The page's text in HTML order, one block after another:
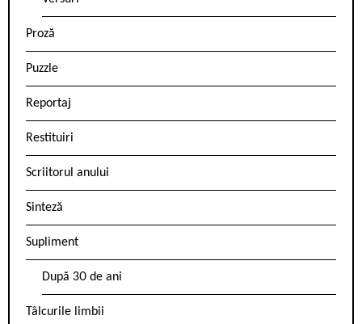
Proză
Puzzle
Reportaj
Restituiri
Scriitorul anului
Sinteză
Supliment
După 30 de ani
Tâlcurile limbii